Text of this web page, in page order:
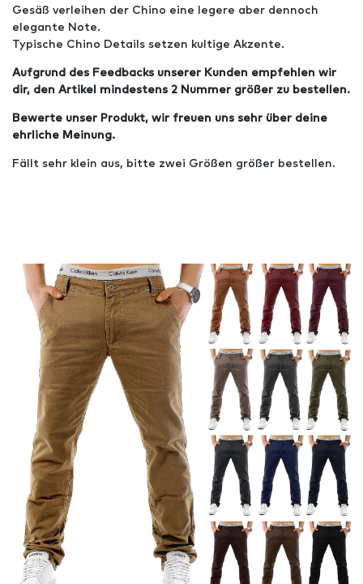
Gesäß verleihen der Chino eine legere aber dennoch
elegante Note.
Typische Chino Details setzen kultige Akzente.
Aufgrund des Feedbacks unserer Kunden empfehlen wir
dir, den Artikel mindestens 2 Nummer größer zu bestellen.
Bewerte unser Produkt, wir freuen uns sehr über deine
ehrliche Meinung.
Fällt sehr klein aus, bitte zwei Größen größer bestellen.